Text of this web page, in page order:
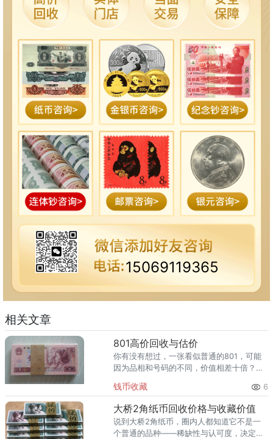
15069119365
相关文章
801高价回收与估价
你有没有想过，一张看似普通的801，可能
因为品相和号码的不同，价值相差十倍？
近我们刚成功回收一批801，成交价格 12
元。根据2026年最
钱币收藏 6
大桥2角纸币回收价格与收藏价值
说到大桥2角纸币，圈内人都知道它不是一
个普通的品种——稀缺性与认可度，决定了